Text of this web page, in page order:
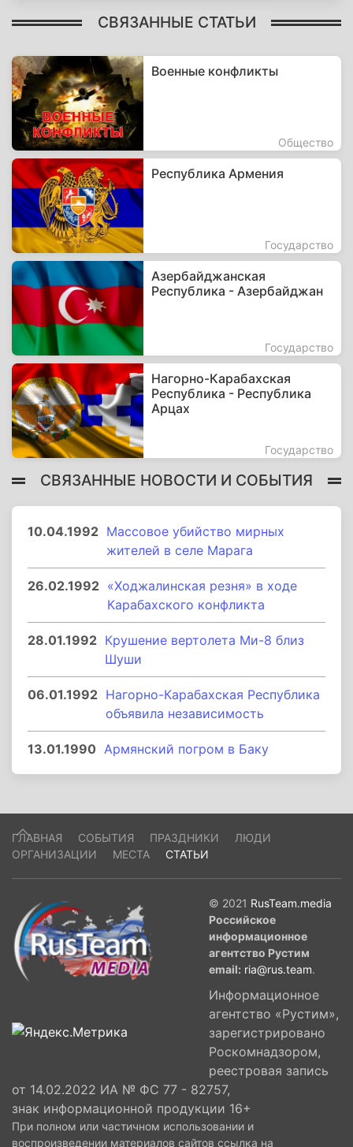
СВЯЗАННЫЕ СТАТЬИ
Военные конфликты
Общество
Республика Армения
Государство
Азербайджанская
Республика - Азербайджан
Государство
Нагорно-Карабахская
Республика - Республика
Арцах
Государство
СВЯЗАННЫЕ НОВОСТИ И СОБЫТИЯ
10.04.1992 Массовое убийство мирных
жителей в селе Марага
26.02.1992 «Ходжалинская резня» в ходе
Карабахского конфликта
28.01.1992 Крушение вертолета Ми-8 близ
Шуши
06.01.1992 Нагорно-Карабахская Республика
объявила независимость
13.01.1990 Армянский погром в Баку
ГЛАВНАЯ СОБЫТИЯ ПРАЗДНИКИ
ЛЮДИ
ОРГАНИЗАЦИИ
МЕСТА СТАТЬИ
© 2021 RusTeam.media
Российское
информационное
агентство Рустим
email: ria@rus.team.
Информационное
агентство «Рустим»,
зарегистрировано
Роскомнадзором,
реестровая запись
от 14.02.2022 ИА № ФС 77 - 82757,
знак информационной продукции 16+
При полном или частичном использовании и
воспроизведении материалов сайтов ссылка на